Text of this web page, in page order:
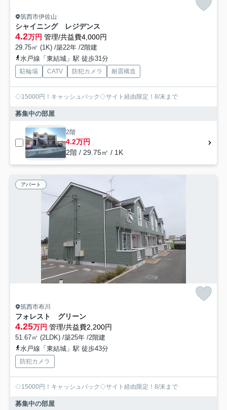
筑西市伊佐山
シャイニング レジデンス
4.2万円 管理/共益費4,000円
29.75㎡ (1K) /築22年 /2階建
水戸線「東結城」駅 徒歩31分
駐輪場 CATV 防犯カメラ 耐震構造
◇15000円！キャッシュバック◇サイト経由限定！8/末まで
募集中の部屋
2階
4.2万円
2階 / 29.75㎡ / 1K
アパート
筑西市布川
フォレスト グリーン
4.25万円 管理/共益費2,200円
51.67㎡ (2LDK) /築25年 /2階建
水戸線「東結城」駅 徒歩43分
防犯カメラ
◇15000円！キャッシュバック◇サイト経由限定！8/末まで
募集中の部屋